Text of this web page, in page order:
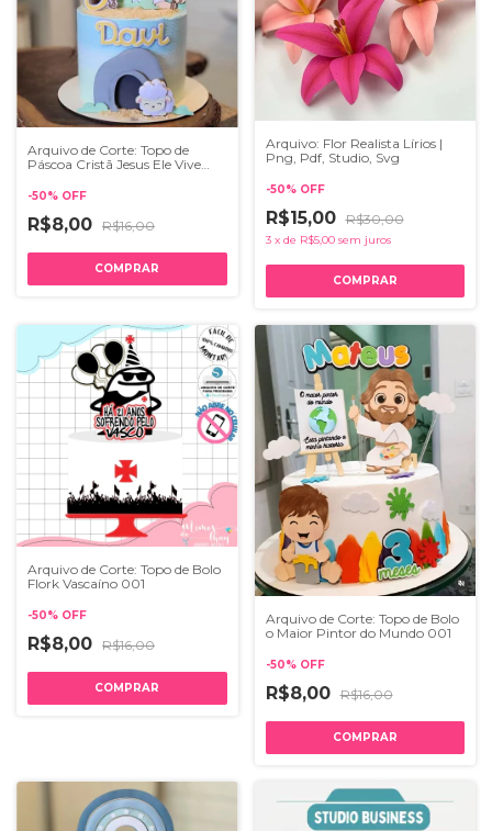
Arquivo de Corte: Topo de
Páscoa Cristã Jesus Ele Vive
-50% OFF
R$8,00 R$16,00
Arquivo: Flor Realista Lírios |
Png, Pdf, Studio, Svg
-50% OFF
R$15,00 R$30,00
3 x de R$5,00 sem juros
Arquivo de Corte: Topo de Bolo
Flork Vascaíno 001
-50% OFF
R$8,00 R$16,00
Arquivo de Corte: Topo de Bolo
o Maior Pintor do Mundo 001
-50% OFF
R$8,00 R$16,00